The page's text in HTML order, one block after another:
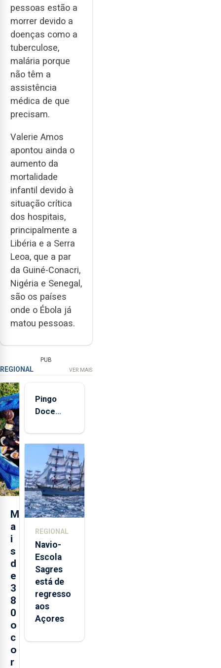
pessoas estão a
morrer devido a
doenças como a
tuberculose,
malária porque
não têm a
assistência
médica de que
precisam.
Valerie Amos
apontou ainda o
aumento da
mortalidade
infantil devido à
situação crítica
dos hospitais,
principalmente a
Libéria e a Serra
Leoa, que a par
da Guiné-Conacri,
Nigéria e Senegal,
são os países
onde o Ébola já
matou pessoas.
PUB
REGIONAL VER MAIS
M
a
i
s
d
e
3
8
0
o
c
o
r
Pingo
Doce
quinta-
feira nova
loja em
São
Sebastião
e cria 30
postos de
REGIONAL
Navio-
Escola
Sagres
está de
regresso
aos
Açores